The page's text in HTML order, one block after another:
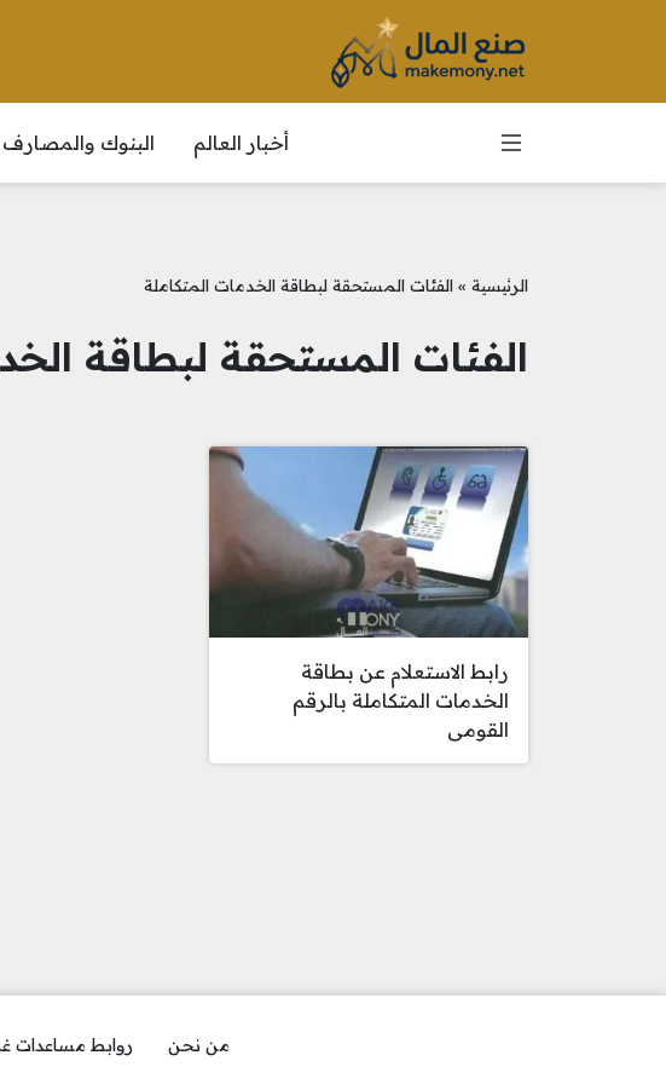
أخبار العالم البنوك والمصارف
الرئيسية »الفئات المستحقة لبطاقة الخدمات المتكاملة
الفئات المستحقة لبطاقة
رابط الاستعلام عن بطاقة
الخدمات المتكاملة بالرقم
القومى
من نحن روابط مساعدات